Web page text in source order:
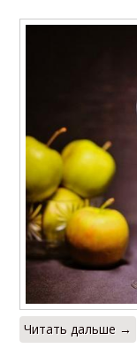
Читать дальше →